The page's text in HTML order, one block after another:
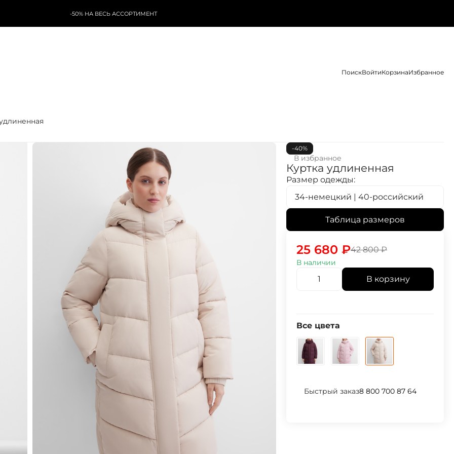
-50% НА ВЕСЬ АССОРТИМЕНТ
ПоискВойтиКорзинаИзбранное
-40%
В избранное
Куртка удлиненная
Размер одежды:
34-немецкий | 40-российский
Таблица размеров
42 800₽
25 680 ₽
В наличии
В корзину
Все цвета
Быстрый заказ8 800 700 87 64